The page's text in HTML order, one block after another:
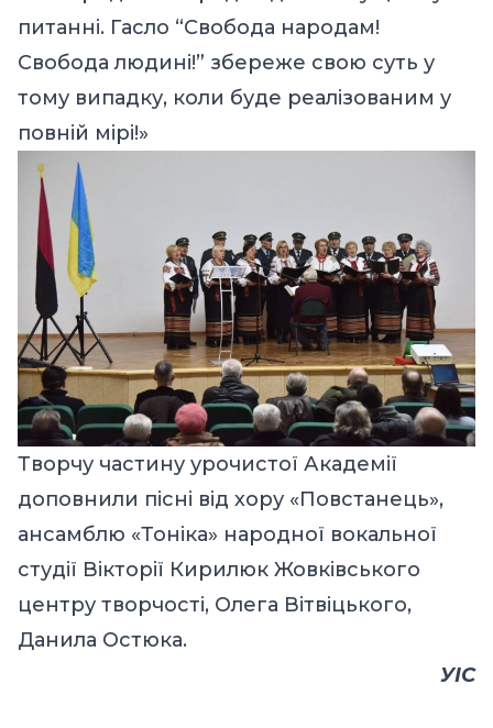
питанні. Гасло “Свобода народам!
Свобода людині!” збереже свою суть у
тому випадку, коли буде реалізованим у
повній мірі!»
Творчу частину урочистої Академії
доповнили пісні від хору «Повстанець»,
ансамблю «Тоніка» народної вокальної
студії Вікторії Кирилюк Жовківського
центру творчості, Олега Вітвіцького,
Данила Остюка.
УІС